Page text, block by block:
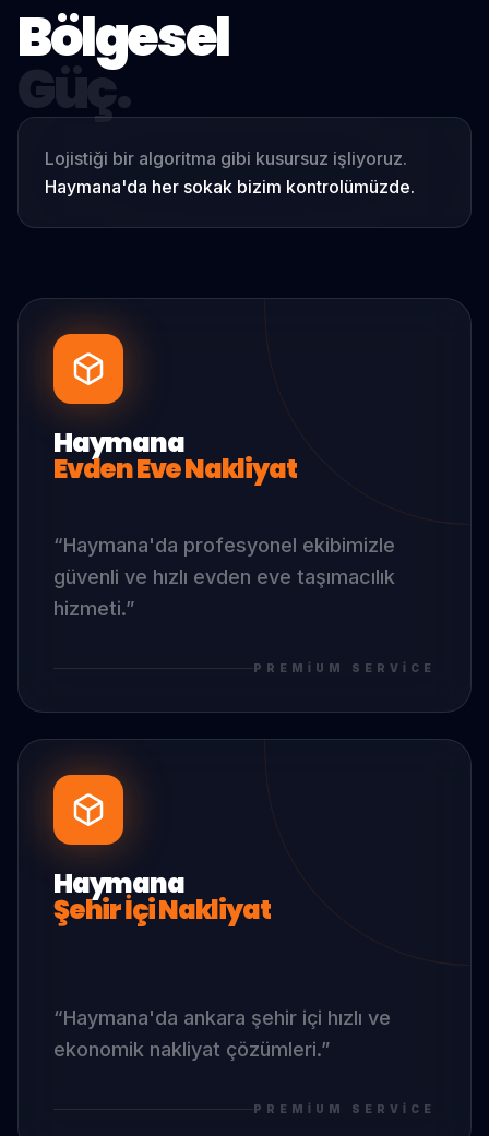
Bölgesel
Güç.
Lojistiği bir algoritma gibi kusursuz işliyoruz.
Haymana'da her sokak bizim kontrolümüzde.
Haymana
Evden Eve Nakliyat
“Haymana'da profesyonel ekibimizle
güvenli ve hızlı evden eve taşımacılık
hizmeti.”
PREMIUM SERVICE
Haymana
Şehir İçi Nakliyat
“Haymana'da ankara şehir içi hızlı ve
ekonomik nakliyat çözümleri.”
PREMIUM SERVICE